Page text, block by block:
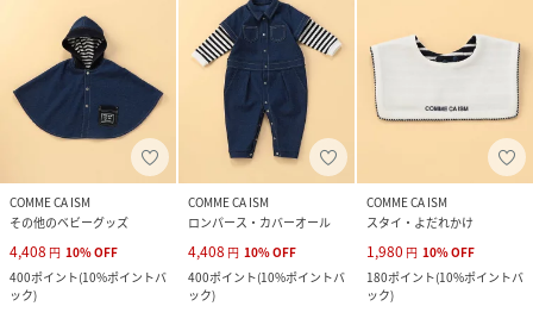
COMME CA ISM
その他のベビーグッズ
4,408 円 10%OFF
400ポイント(10%ポイントバ
ック)
COMME CA ISM
ロンパース・カバーオール
4,408 円 10%OFF
400ポイント(10%ポイントバ
ック)
COMME CA ISM
スタイ・よだれかけ
1,980 円 10%OFF
180ポイント(10%ポイントバ
ック)